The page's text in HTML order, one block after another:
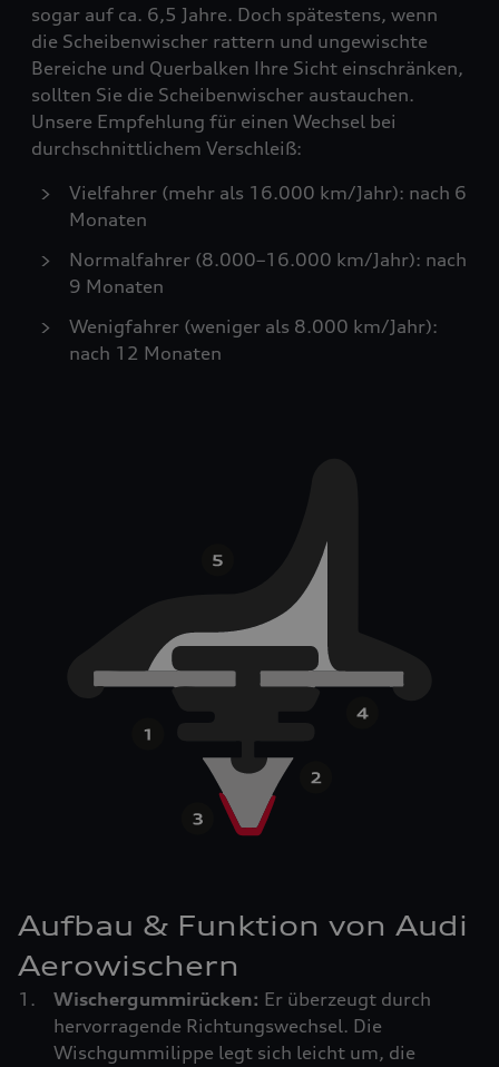
sogar auf ca. 6,5 Jahre. Doch spätestens, wenn
die Scheibenwischer rattern und ungewischte
Bereiche und Querbalken Ihre Sicht einschränken,
sollten Sie die Scheibenwischer austauchen.
Unsere Empfehlung für einen Wechsel bei
durchschnittlichem Verschleiß:
Vielfahrer (mehr als 16.000 km/Jahr): nach 6
Monaten
Normalfahrer (8.000–16.000 km/Jahr): nach
9 Monaten
Wenigfahrer (weniger als 8.000 km/Jahr):
nach 12 Monaten
Aufbau & Funktion von Audi
Aerowischern
Wischergummirücken: Er überzeugt durch
hervorragende Richtungswechsel. Die
Wischgummilippe legt sich leicht um, die